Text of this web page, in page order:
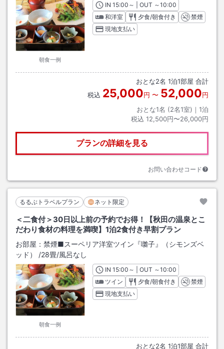
朝食一例
INチェックイン
15:00 ～ | OUT チェックアウト
～10:00
和洋室
夕食/朝食付き
禁煙
現地支払い
おとな2名 1泊1部屋 合計
税込 25,000円 〜 52,000円
おとな1名 (2名1室)｜ 1泊
税込 12,500円〜26,000円
プランの詳細を見る
お問い合わせコード
るるぶトラベルプラン ネット限定
＜二食付＞30日以上前の予約でお得！【秋田の温泉とこ
だわり食材の料理を満喫】1泊2食付き早割プラン
お部屋： 禁煙■スーペリア洋室ツイン『囃子』（シモンズベ
ッド）
/28畳/風呂なし
朝食一例
INチェックイン
15:00 ～ | OUT チェックアウト
～10:00
ツイン
夕食/朝食付き
禁煙
現地支払い
おとな2名 1泊1部屋 合計